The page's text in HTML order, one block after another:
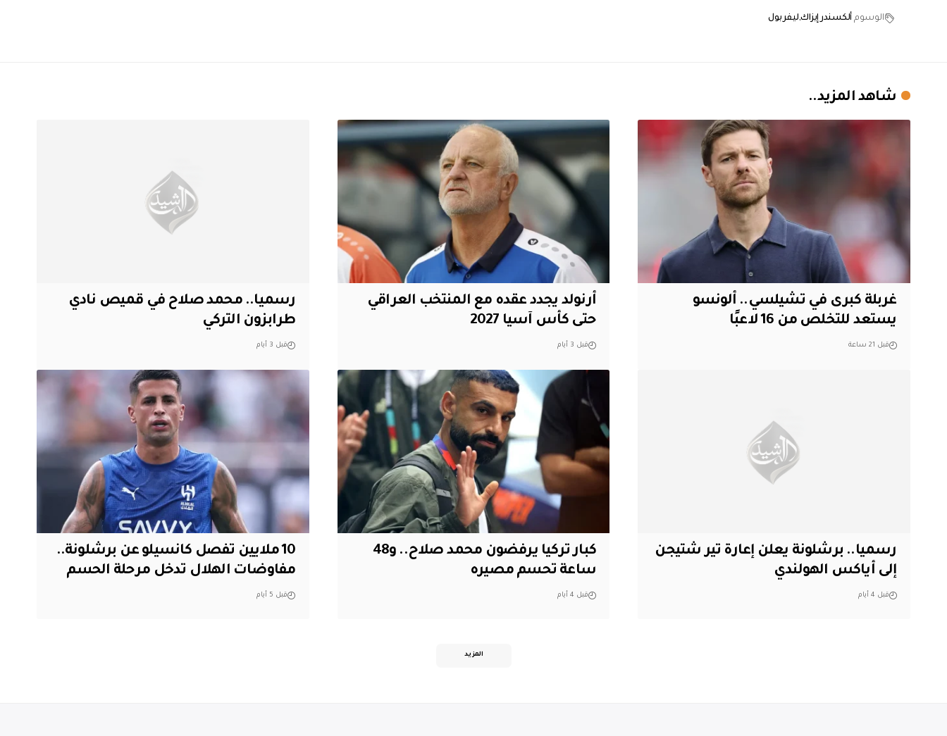
الوسوم ألكسندر إيزاك ليفربول
شاهد المزيد..
غربلة كبرى في تشيلسي.. ألونسو
يستعد للتخلص من 16 لاعبًا
قبل 21 ساعة
أرنولد يجدد عقده مع المنتخب العراقي
حتى كأس آسيا 2027
قبل 3 أيام
رسميا.. محمد صلاح في قميص نادي
طرابزون التركي
قبل 3 أيام
رسميا.. برشلونة يعلن إعارة تير شتيجن
إلى أياكس الهولندي
قبل 4 أيام
كبار تركيا يرفضون محمد صلاح.. و48
ساعة تحسم مصيره
قبل 4 أيام
10 ملايين تفصل كانسيلو عن برشلونة..
مفاوضات الهلال تدخل مرحلة الحسم
قبل 5 أيام
المزيد